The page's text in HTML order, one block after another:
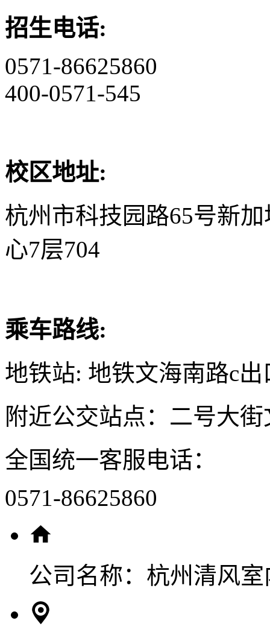
招生电话:
0571-86625860
400-0571-545
校区地址:
杭州市科技园路65号新
心7层704
乘车路线:
地铁站: 地铁文海南路c出
附近公交站点：二号大
全国统一客服电话：
0571-86625860
公司名称： 杭州清风